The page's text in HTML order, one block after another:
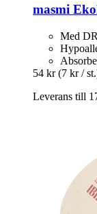
masmi
Med
54 kr (7 kr /
Leverans till